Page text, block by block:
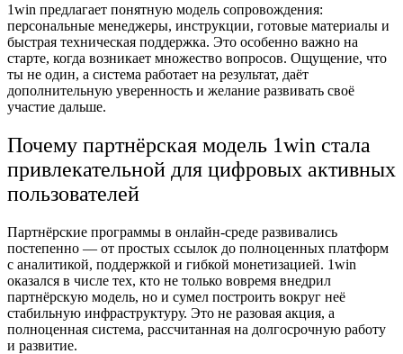
1win предлагает понятную модель сопровождения:
персональные менеджеры, инструкции, готовые материалы и
быстрая техническая поддержка. Это особенно важно на
старте, когда возникает множество вопросов. Ощущение, что
ты не один, а система работает на результат, даёт
дополнительную уверенность и желание развивать своё
участие дальше.
Почему партнёрская модель 1win стала
привлекательной для цифровых активных
пользователей
Партнёрские программы в онлайн-среде развивались
постепенно — от простых ссылок до полноценных платформ
с аналитикой, поддержкой и гибкой монетизацией. 1win
оказался в числе тех, кто не только вовремя внедрил
партнёрскую модель, но и сумел построить вокруг неё
стабильную инфраструктуру. Это не разовая акция, а
полноценная система, рассчитанная на долгосрочную работу
и развитие.